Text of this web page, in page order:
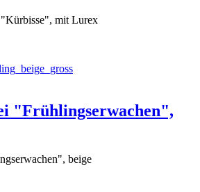
mit Lurex
"Frühlingserwachen",
beige